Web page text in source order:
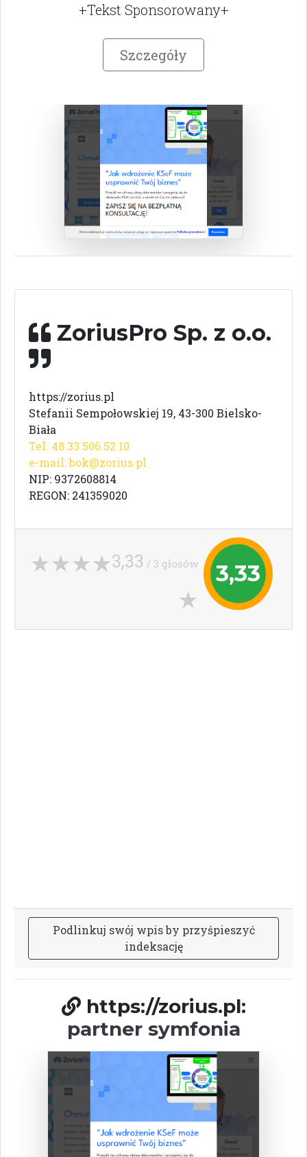
+Tekst Sponsorowany+
Szczegóły
ZoriusPro Sp. z o.o.
https://zorius.pl
Stefanii Sempołowskiej 19, 43-300 Bielsko-
Biała
Tel. 48 33 506 52 10
e-mail:bok@zorius.pl
NIP: 9372608814
REGON: 241359020
3,33
3,33 / 3 głosów
Podlinkuj swój wpisby przyśpieszyć
indeksację
https://zorius.pl:
partner symfonia